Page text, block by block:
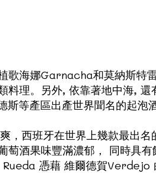
歌海娜Garnacha和莫納斯特
料理。另外, 依靠著地中海, 還
等產區出產世界聞名的起泡
西班牙在世界上幾款最出名
萄酒果味豐滿濃郁， 同時具
憑藉 維爾德賀Verdejo